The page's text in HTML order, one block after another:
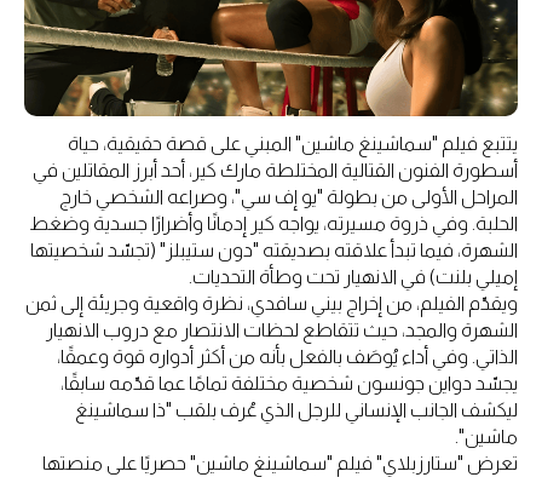
يتتبع فيلم "سماشينغ ماشين" المبني على قصة حقيقية، حياة
أسطورة الفنون القتالية المختلطة مارك كير، أحد أبرز المقاتلين في
المراحل الأولى من بطولة "يو إف سي"، وصراعه الشخصي خارج
الحلبة. وفي ذروة مسيرته، يواجه كير إدمانًا وأضرارًا جسدية وضغط
الشهرة، فيما تبدأ علاقته بصديقته "دون ستيبلز" (تجسّد شخصيتها
إميلي بلنت) في الانهيار تحت وطأة التحديات.
ويقدّم الفيلم، من إخراج بيني سافدي، نظرة واقعية وجريئة إلى ثمن
الشهرة والمجد، حيث تتقاطع لحظات الانتصار مع دروب الانهيار
الذاتي. وفي أداء يُوصَف بالفعل بأنه من أكثر أدواره قوة وعمقًا،
يجسّد دواين جونسون شخصية مختلفة تمامًا عما قدّمه سابقًا،
ليكشف الجانب الإنساني للرجل الذي عُرف بلقب "ذا سماشينغ
ماشين".
تعرض "ستارزبلاي" فيلم "سماشينغ ماشين" حصريًا على منصتها